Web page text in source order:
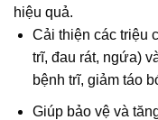
hiệu quả.
Cải thiện các triệu
trĩ, đau rát, ngứa)
bệnh trĩ, giảm táo
Giúp bảo vệ và